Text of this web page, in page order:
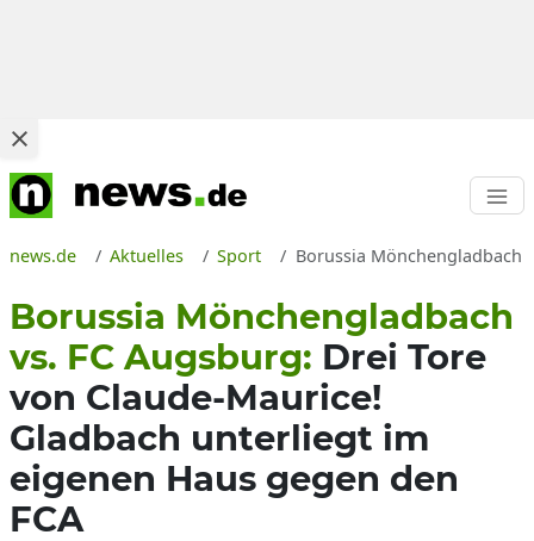
news.de Aktuelles Sport Borussia Mönchengladbach
Borussia Mönchengladbach
vs. FC Augsburg: Drei Tore
von Claude-Maurice!
Gladbach unterliegt im
eigenen Haus gegen den
FCA